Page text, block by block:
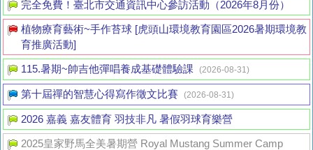
完全免費！臺北市交通資訊中心參訪活動（2026年8月份）
植物療育藝術~手作苔球 [虎頭山環境教育園區2026暑期環境教
育推廣活動]
115.暑期~帥吉他彈唱養成基礎體驗課 (2026-08-31)
第十屆禪的智慧心得寫作徵文比賽 (2026-08-31)
2026 嘉義 嘉友體育 羽技非凡 暑假羽球育樂營
2025皇家野馬全美暑期營 Royal Mustang Summer Camp